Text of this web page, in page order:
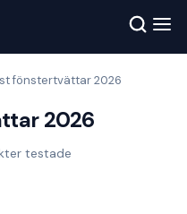
fönstertvättar 2026
2026
testade